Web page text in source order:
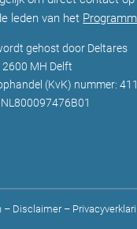
leden van het
gehost door Deltares
MH Delft
(KvK) nummer:
– Disclaimer–